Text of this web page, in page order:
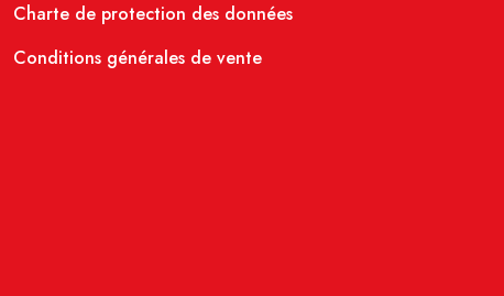
Charte de protection des données
Conditions générales de vente